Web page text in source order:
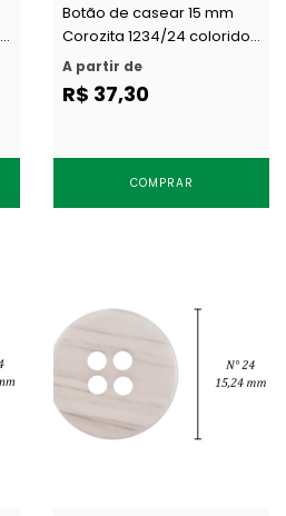
Botão de casear 15 mm
Corozita 1234/24 colorido
c/ 144 un
A partir de
R$ 37,30
COMPRAR